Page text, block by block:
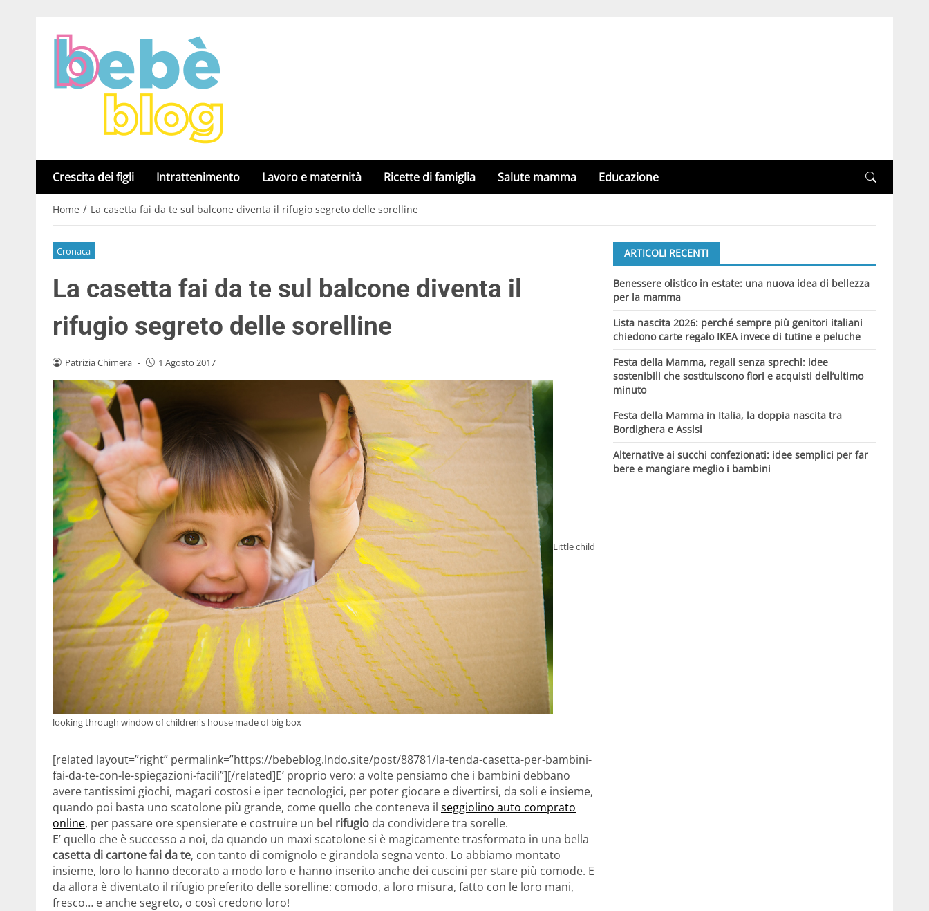
Crescita dei figli Intrattenimento Lavoro e maternità Ricette di famiglia Salute mamma Educazione
Home / La casetta fai da te sul balcone diventa il rifugio segreto delle sorelline
Cronaca
La casetta fai da te sul balcone diventa il
rifugio segreto delle sorelline
Patrizia Chimera - 1 Agosto 2017
Little child
looking through window of children's house made of big box
[related layout=”right” permalink=”https://bebeblog.lndo.site/post/88781/la-tenda-casetta-per-bambini-
fai-da-te-con-le-spiegazioni-facili”][/related]E’ proprio vero: a volte pensiamo che i bambini debbano
avere tantissimi giochi, magari costosi e iper tecnologici, per poter giocare e divertirsi, da soli e insieme,
quando poi basta uno scatolone più grande, come quello che conteneva il seggiolino auto comprato
online, per passare ore spensierate e costruire un bel rifugio da condividere tra sorelle.
E’ quello che è successo a noi, da quando un maxi scatolone si è magicamente trasformato in una bella
casetta di cartone fai da te, con tanto di comignolo e girandola segna vento. Lo abbiamo montato
insieme, loro lo hanno decorato a modo loro e hanno inserito anche dei cuscini per stare più comode. E
da allora è diventato il rifugio preferito delle sorelline: comodo, a loro misura, fatto con le loro mani,
fresco… e anche segreto, o così credono loro!
ARTICOLI RECENTI
Benessere olistico in estate: una nuova idea di bellezza
per la mamma
Lista nascita 2026: perché sempre più genitori italiani
chiedono carte regalo IKEA invece di tutine e peluche
Festa della Mamma, regali senza sprechi: idee
sostenibili che sostituiscono fiori e acquisti dell’ultimo
minuto
Festa della Mamma in Italia, la doppia nascita tra
Bordighera e Assisi
Alternative ai succhi confezionati: idee semplici per far
bere e mangiare meglio i bambini